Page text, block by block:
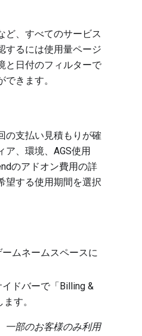
ど、すべてのサービス
するには使用量ページ
と日付のフィルターで
きます。
の支払い見積もりが確
ア、環境、AGS使用
のアドオン費用の詳
望する使用期間を選択
ムネームスペースに
ドバーで「Billing &
す。
一部のお客様のみ利用